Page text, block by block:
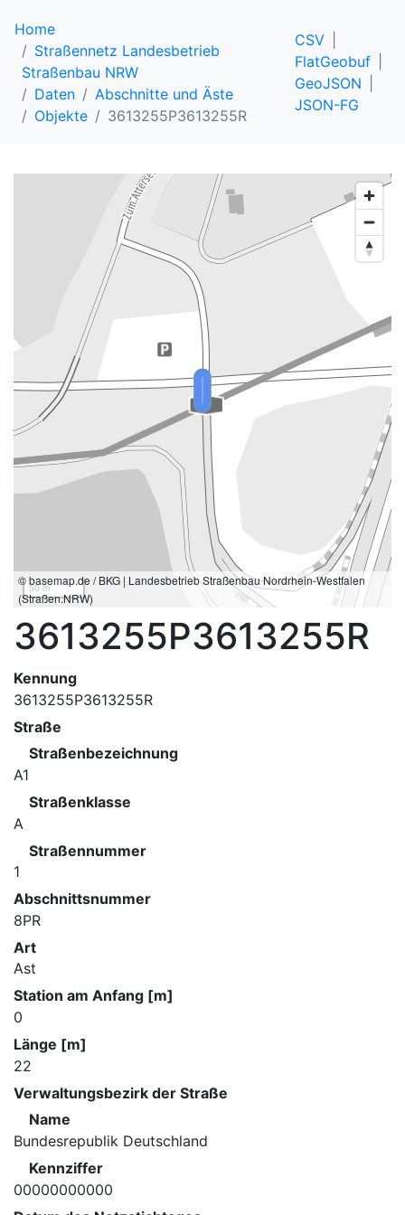
Home
Straßennetz Landesbetrieb
Straßenbau NRW
Daten
Abschnitte und Äste
Objekte
3613255P3613255R
CSV
FlatGeobuf
GeoJSON
JSON-FG
50 m
© basemap.de / BKG | Landesbetrieb Straßenbau Nordrhein-Westfalen
(Straßen.NRW)
3613255P3613255R
Kennung
3613255P3613255R
Straße
Straßenbezeichnung
A1
Straßenklasse
A
Straßennummer
1
Abschnittsnummer
8PR
Art
Ast
Station am Anfang [m]
0
Länge [m]
22
Verwaltungsbezirk der Straße
Name
Bundesrepublik Deutschland
Kennziffer
00000000000